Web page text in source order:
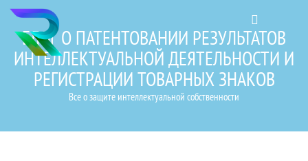
БЛОГ О ПАТЕНТОВАНИИ РЕЗУЛЬТАТОВ
ИНТЕЛЛЕКТУАЛЬНОЙ ДЕЯТЕЛЬНОСТИ И
РЕГИСТРАЦИИ ТОВАРНЫХ ЗНАКОВ
Все о защите интеллектуальной собственности